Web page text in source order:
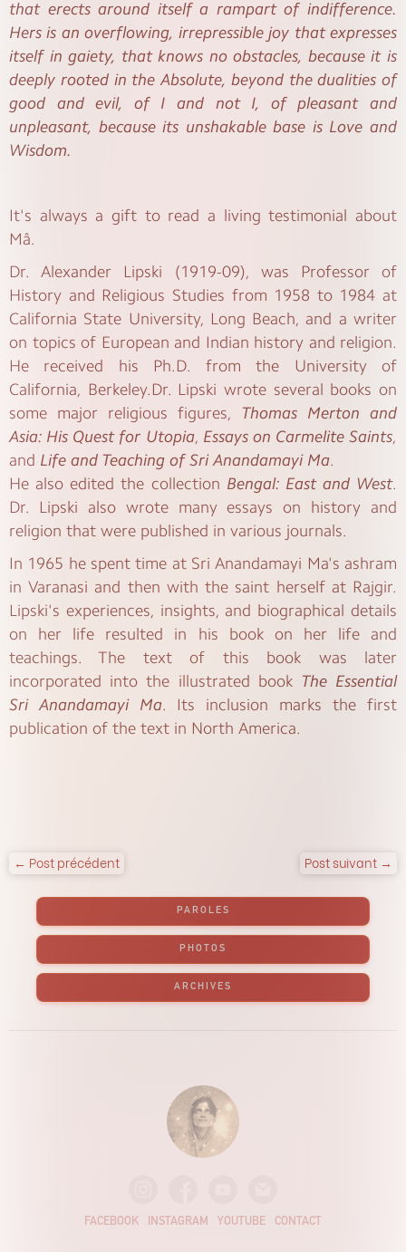
that erects around itself a rampart of indifference.
Hers is an overflowing, irrepressible joy that expresses
itself in gaiety, that knows no obstacles, because it is
deeply rooted in the Absolute, beyond the dualities of
good and evil, of I and not I, of pleasant and
unpleasant, because its unshakable base is Love and
Wisdom.
It's always a gift to read a living testimonial about
Mâ.
Dr. Alexander Lipski (1919-09), was Professor of
History and Religious Studies from 1958 to 1984 at
California State University, Long Beach, and a writer
on topics of European and Indian history and religion.
He received his Ph.D. from the University of
California, Berkeley.Dr. Lipski wrote several books on
some major religious figures, Thomas Merton and
Asia: His Quest for Utopia, Essays on Carmelite Saints,
and Life and Teaching of Sri Anandamayi Ma.
He also edited the collection Bengal: East and West.
Dr. Lipski also wrote many essays on history and
religion that were published in various journals.
In 1965 he spent time at Sri Anandamayi Ma's ashram
in Varanasi and then with the saint herself at Rajgir.
Lipski's experiences, insights, and biographical details
on her life resulted in his book on her life and
teachings. The text of this book was later
incorporated into the illustrated book The Essential
Sri Anandamayi Ma. Its inclusion marks the first
publication of the text in North America.
← Post précédent Post suivant →
PAROLES
PHOTOS
ARCHIVES
FACEBOOK INSTAGRAM YOUTUBE CONTACT